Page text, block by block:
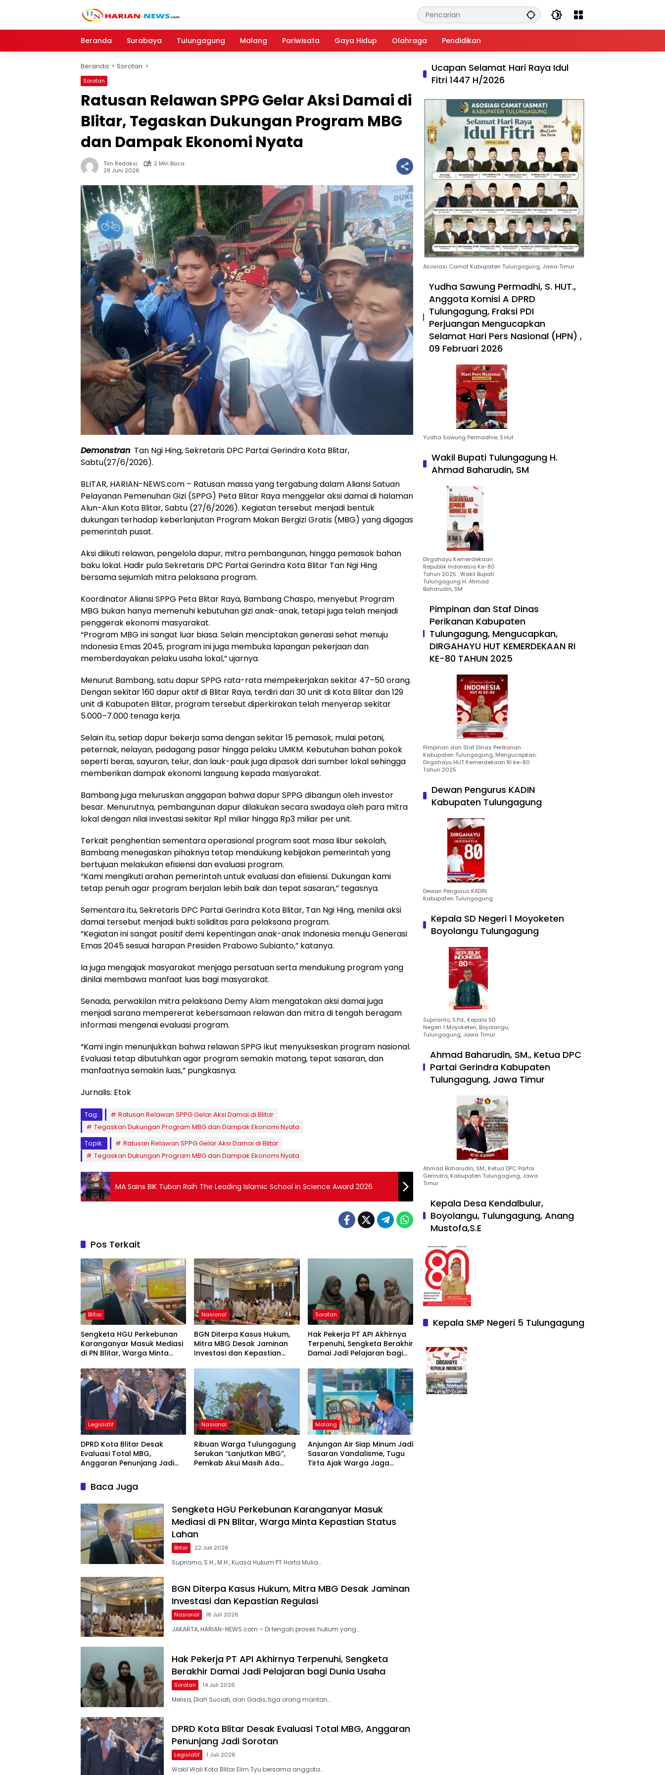
Beranda
Surabaya Tulungagung Malang Pariwisata Gaya Hidup Olahraga Pendidikan
Beranda Sorotan
Sorotan
Ratusan Relawan SPPG Gelar Aksi Damai di
Blitar, Tegaskan Dukungan Program MBG
dan Dampak Ekonomi Nyata
Tim Redaksi
2 Min Baca
28 Juni 2026
Demonstran Tan Ngi Hing, Sekretaris DPC Partai Gerindra Kota Blitar,
Sabtu(27/6/2026).
BLITAR, HARIAN-NEWS.com – Ratusan massa yang tergabung dalam Aliansi Satuan
Pelayanan Pemenuhan Gizi (SPPG) Peta Blitar Raya menggelar aksi damai di halaman
Alun-Alun Kota Blitar, Sabtu (27/6/2026). Kegiatan tersebut menjadi bentuk
dukungan terhadap keberlanjutan Program Makan Bergizi Gratis (MBG) yang digagas
pemerintah pusat.
Aksi diikuti relawan, pengelola dapur, mitra pembangunan, hingga pemasok bahan
baku lokal. Hadir pula Sekretaris DPC Partai Gerindra Kota Blitar Tan Ngi Hing
bersama sejumlah mitra pelaksana program.
Koordinator Aliansi SPPG Peta Blitar Raya, Bambang Chaspo, menyebut Program
MBG bukan hanya memenuhi kebutuhan gizi anak-anak, tetapi juga telah menjadi
penggerak ekonomi masyarakat.
“Program MBG ini sangat luar biasa. Selain menciptakan generasi sehat menuju
Indonesia Emas 2045, program ini juga membuka lapangan pekerjaan dan
memberdayakan pelaku usaha lokal,” ujarnya.
Menurut Bambang, satu dapur SPPG rata-rata mempekerjakan sekitar 47–50 orang.
Dengan sekitar 160 dapur aktif di Blitar Raya, terdiri dari 30 unit di Kota Blitar dan 129
unit di Kabupaten Blitar, program tersebut diperkirakan telah menyerap sekitar
5.000–7.000 tenaga kerja.
Selain itu, setiap dapur bekerja sama dengan sekitar 15 pemasok, mulai petani,
peternak, nelayan, pedagang pasar hingga pelaku UMKM. Kebutuhan bahan pokok
seperti beras, sayuran, telur, dan lauk-pauk juga dipasok dari sumber lokal sehingga
memberikan dampak ekonomi langsung kepada masyarakat.
Bambang juga meluruskan anggapan bahwa dapur SPPG dibangun oleh investor
besar. Menurutnya, pembangunan dapur dilakukan secara swadaya oleh para mitra
lokal dengan nilai investasi sekitar Rp1 miliar hingga Rp3 miliar per unit.
Terkait penghentian sementara operasional program saat masa libur sekolah,
Bambang menegaskan pihaknya tetap mendukung kebijakan pemerintah yang
bertujuan melakukan efisiensi dan evaluasi program.
“Kami mengikuti arahan pemerintah untuk evaluasi dan efisiensi. Dukungan kami
tetap penuh agar program berjalan lebih baik dan tepat sasaran,” tegasnya.
Sementara itu, Sekretaris DPC Partai Gerindra Kota Blitar, Tan Ngi Hing, menilai aksi
damai tersebut menjadi bukti soliditas para pelaksana program.
“Kegiatan ini sangat positif demi kepentingan anak-anak Indonesia menuju Generasi
Emas 2045 sesuai harapan Presiden Prabowo Subianto,” katanya.
Ia juga mengajak masyarakat menjaga persatuan serta mendukung program yang
dinilai membawa manfaat luas bagi masyarakat.
Senada, perwakilan mitra pelaksana Demy Alam mengatakan aksi damai juga
menjadi sarana mempererat kebersamaan relawan dan mitra di tengah beragam
informasi mengenai evaluasi program.
“Kami ingin menunjukkan bahwa relawan SPPG ikut menyukseskan program nasional.
Evaluasi tetap dibutuhkan agar program semakin matang, tepat sasaran, dan
manfaatnya semakin luas,” pungkasnya.
Jurnalis: Etok
Tag:
Ratusan Relawan SPPG Gelar Aksi Damai di Blitar
Tegaskan Dukungan Program MBG dan Dampak Ekonomi Nyata
Topik:
Ratusan Relawan SPPG Gelar Aksi Damai di Blitar
Tegaskan Dukungan Program MBG dan Dampak Ekonomi Nyata
MA Sains BIK Tuban Raih The Leading Islamic School in Science Award 2026
Pos Terkait
Blitar
Sengketa HGU Perkebunan
Karanganyar Masuk Mediasi
di PN Blitar, Warga Minta
Nasional
BGN Diterpa Kasus Hukum,
Mitra MBG Desak Jaminan
Investasi dan Kepastian
Sorotan
Hak Pekerja PT API Akhirnya
Terpenuhi, Sengketa Berakhir
Damai Jadi Pelajaran bagi
Legislatif
DPRD Kota Blitar Desak
Evaluasi Total MBG,
Anggaran Penunjang Jadi
Nasional
Ribuan Warga Tulungagung
Serukan “Lanjutkan MBG”,
Pemkab Akui Masih Ada
Malang
Anjungan Air Siap Minum Jadi
Sasaran Vandalisme, Tugu
Tirta Ajak Warga Jaga
Baca Juga
Sengketa HGU Perkebunan Karanganyar Masuk
Mediasi di PN Blitar, Warga Minta Kepastian Status
Lahan
Blitar 22 Juli 2026
Supriarno, S.H., M.H., Kuasa Hukum PT Harta Mulia….
BGN Diterpa Kasus Hukum, Mitra MBG Desak Jaminan
Investasi dan Kepastian Regulasi
Nasional 18 Juli 2026
JAKARTA, HARIAN-NEWS.com – Di tengah proses hukum yang…
Hak Pekerja PT API Akhirnya Terpenuhi, Sengketa
Berakhir Damai Jadi Pelajaran bagi Dunia Usaha
Sorotan 14 Juli 2026
Melisa, Diah Suciati, dan Gadis, tiga orang mantan…
DPRD Kota Blitar Desak Evaluasi Total MBG, Anggaran
Penunjang Jadi Sorotan
Legislatif 1 Juli 2026
Wakil Wali Kota Blitar Elim Tyu bersama anggota…
Ucapan Selamat Hari Raya Idul
Fitri 1447 H/2026
Asosiasi Camat Kabupaten Tulungagung, Jawa Timur
Yudha Sawung Permadhi, S. HUT.,
Anggota Komisi A DPRD
Tulungagung, Fraksi PDI
Perjuangan Mengucapkan
Selamat Hari Pers Nasional (HPN) ,
09 Februari 2026
Yudha Sawung Permadhie, S.Hut
Wakil Bupati Tulungagung H.
Ahmad Baharudin, SM
Dirgahayu Kemerdekaan
Republik Indonesia Ke-80
Tahun 2025 : Wakil Bupati
Tulungagung H. Ahmad
Baharudin, SM
Pimpinan dan Staf Dinas
Perikanan Kabupaten
Tulungagung, Mengucapkan,
DIRGAHAYU HUT KEMERDEKAAN RI
KE-80 TAHUN 2025
Pimpinan dan Staf Dinas Perikanan
Kabupaten Tulungagung, Mengucapkan:
Dirgahayu HUT Kemerdekaan RI ke-80
Tahun 2025
Dewan Pengurus KADIN
Kabupaten Tulungagung
Dewan Pengurus KADIN
Kabupaten Tulungagung
Kepala SD Negeri 1 Moyoketen
Boyolangu Tulungagung
Suprianto, S.Pd., Kepala SD
Negeri 1 Moyoketen, Boyolangu,
Tulungagung, Jawa Timur
Ahmad Baharudin, SM., Ketua DPC
Partai Gerindra Kabupaten
Tulungagung, Jawa Timur
Ahmad Baharudin, SM., Ketua DPC Partai
Gerindra, Kabupaten Tulungagung, Jawa
Timur
Kepala Desa Kendalbulur,
Boyolangu, Tulungagung, Anang
Mustofa,S.E
Kepala SMP Negeri 5 Tulungagung